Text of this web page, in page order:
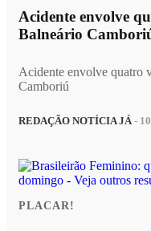
Acidente envolve
Balneário
Acidente envolve quatro
Camboriú
REDAÇÃO NOTÍCIA JÁ -
PLACAR!